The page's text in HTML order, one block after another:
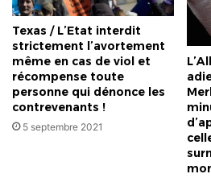
Texas / L’Etat interdit
strictement l’avortement
même en cas de viol et
récompense toute
personne qui dénonce les
contrevenants !
5 septembre 2021